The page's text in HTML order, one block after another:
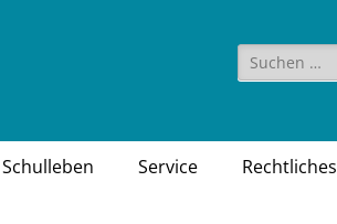
Suchen
nach:
Schulleben Service Rechtliches